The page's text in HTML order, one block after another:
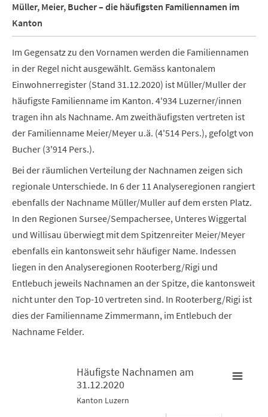
Müller, Meier, Bucher – die häufigsten Familiennamen im
Kanton
Im Gegensatz zu den Vornamen werden die Familiennamen
in der Regel nicht ausgewählt. Gemäss kantonalem
Einwohnerregister (Stand 31.12.2020) ist Müller/Muller der
häufigste Familienname im Kanton. 4'934 Luzerner/innen
tragen ihn als Nachname. Am zweithäufigsten vertreten ist
der Familienname Meier/Meyer u.ä. (4'514 Pers.), gefolgt von
Bucher (3'914 Pers.).
Bei der räumlichen Verteilung der Nachnamen zeigen sich
regionale Unterschiede. In 6 der 11 Analyseregionen rangiert
ebenfalls der Nachname Müller/Muller auf dem ersten Platz.
In den Regionen Sursee/Sempachersee, Unteres Wiggertal
und Willisau überwiegt mit dem Spitzenreiter Meier/Meyer
ebenfalls ein kantonsweit sehr häufiger Name. Indessen
liegen in den Analyseregionen Rooterberg/Rigi und
Entlebuch jeweils Nachnamen an der Spitze, die kantonsweit
nicht unter den Top-10 vertreten sind. In Rooterberg/Rigi ist
dies der Familienname Zimmermann, im Entlebuch der
Nachname Felder.
Häufigste Nachnamen am 31.12.2020
Häufigste Nachnamen am
31.12.2020
Kanton Luzern